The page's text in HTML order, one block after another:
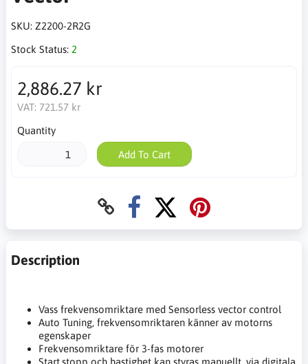
SKU: Z2200-2R2G
Stock Status: 2
2,886.27 kr
VAT: 721.57 kr
Quantity
Add To Cart
Description
Vass frekvensomriktare med Sensorless vector control
Auto Tuning, frekvensomriktaren känner av motorns
egenskaper
Frekvensomriktare för 3-fas motorer